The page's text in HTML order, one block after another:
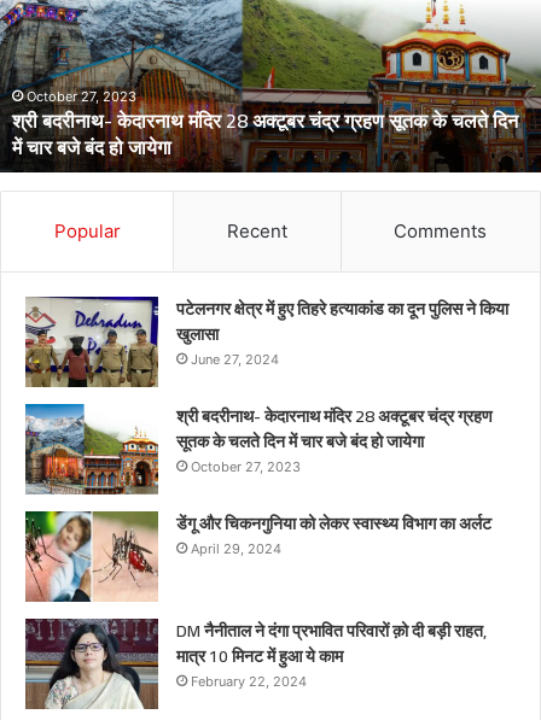
लेकर
स्वास्थ्य
विभाग
का
अर्लटApril 29, 2024
डेंगू और चिकनगुनिया को लेकर स्वास्थ्य विभाग का अर्लट
Popular Recent Comments
पटेलनगर क्षेत्र में हुए तिहरे हत्याकांड का दून पुलिस ने किया
खुलासा
June 27, 2024
श्री बदरीनाथ- केदारनाथ मंदिर 28 अक्टूबर चंद्र ग्रहण
सूतक के चलते दिन में चार बजे बंद हो जायेगा
October 27, 2023
डेंगू और चिकनगुनिया को लेकर स्वास्थ्य विभाग का अर्लट
April 29, 2024
DM नैनीताल ने दंगा प्रभावित परिवारों क़ो दी बड़ी राहत,
मात्र 10 मिनट में हुआ ये काम
February 22, 2024